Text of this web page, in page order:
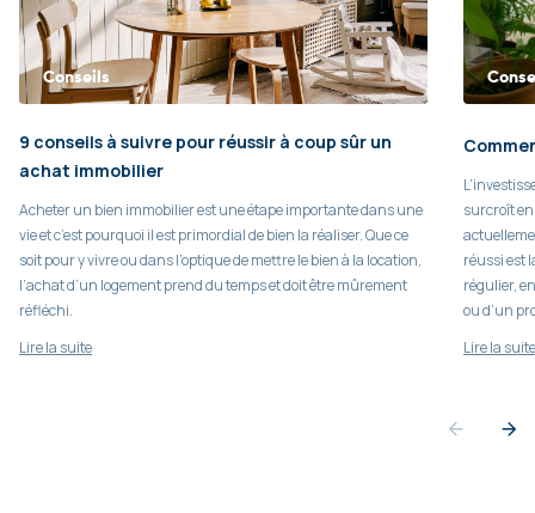
Conseils
9 conseils à suivre pour réussir à coup sûr un
achat immobilier
Acheter un bien immobilier est une étape importante dans une
vie et c’est pourquoi il est primordial de bien la réaliser. Que ce
soit pour y vivre ou dans l’optique de mettre le bien à la location,
l’achat d’un logement prend du temps et doit être mûrement
réfléchi.
Lire la suite
surcroît en
réussi est
régulier,
ou d’un
Lire la suite